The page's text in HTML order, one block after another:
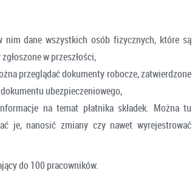
nim dane wszystkich osób fizycznych, które są
w przeszłości,
przeglądać dokumenty robocze, zatwierdzone
ubezpieczeniowego,
na temat płatnika składek. Można tu
je, nanosić zmiany czy nawet wyrejestrować
do 100 pracowników.